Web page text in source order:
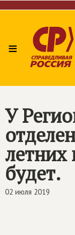
≡
У
летних
будет.
02 июля 2019